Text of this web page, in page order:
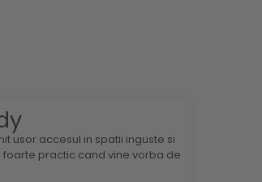
usor accesul in spatii inguste si
practic cand vine vorba de